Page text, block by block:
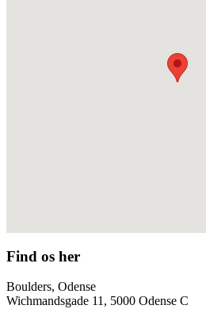
Find os her
Boulders, Odense
Wichmandsgade 11, 5000 Odense C